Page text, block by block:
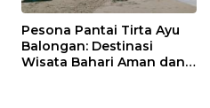
Pesona Pantai Tirta Ayu
Balongan: Destinasi
Wisata Bahari Aman dan